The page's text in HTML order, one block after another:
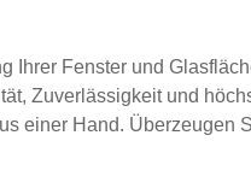
Ihrer Fenster und
Zuverlässigkeit und
einer Hand. Überzeugen